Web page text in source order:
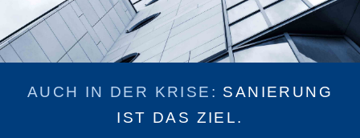
AUCH IN DER KRISE: SANIERUNG
IST DAS ZIEL.